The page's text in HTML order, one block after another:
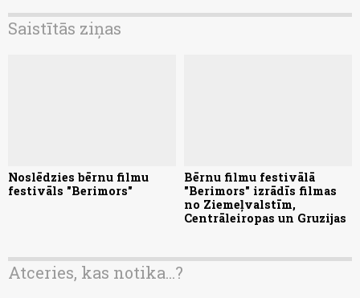
Saistītās ziņas
Noslēdzies bērnu filmu
festivāls "Berimors"
Bērnu filmu festivālā
"Berimors" izrādīs filmas
no Ziemeļvalstīm,
Centrāleiropas un Gruzijas
Atceries, kas notika...?